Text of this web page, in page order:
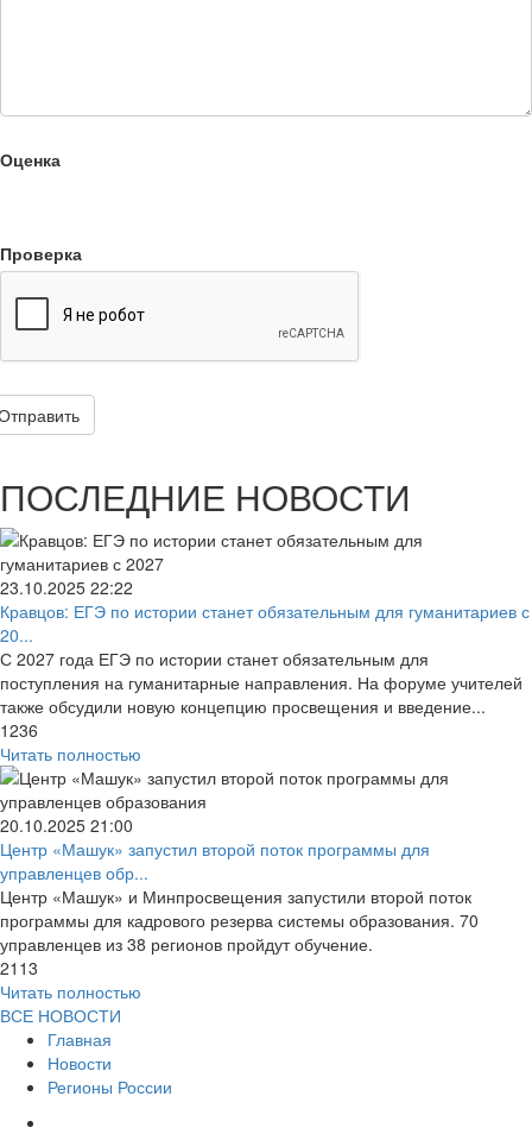
Оценка
Проверка
ПОСЛЕДНИЕ НОВОСТИ
23.10.2025 22:22
Кравцов: ЕГЭ по истории станет обязательным для гуманитариев с
20...
С 2027 года ЕГЭ по истории станет обязательным для
поступления на гуманитарные направления. На форуме учителей
также обсудили новую концепцию просвещения и введение...
1236
Читать полностью
20.10.2025 21:00
Центр «Машук» запустил второй поток программы для
управленцев обр...
Центр «Машук» и Минпросвещения запустили второй поток
программы для кадрового резерва системы образования. 70
управленцев из 38 регионов пройдут обучение.
2113
Читать полностью
ВСЕ НОВОСТИ
Главная
Новости
Регионы России